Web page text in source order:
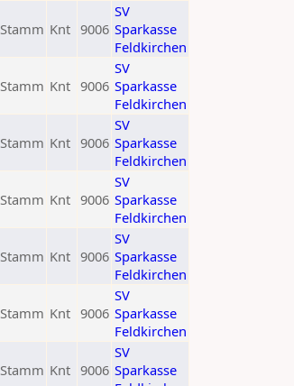
Stamm Knt 9006
SV
Sparkasse
Feldkirchen
Stamm Knt 9006
SV
Sparkasse
Feldkirchen
Stamm Knt 9006
SV
Sparkasse
Feldkirchen
Stamm Knt 9006
SV
Sparkasse
Feldkirchen
Stamm Knt 9006
SV
Sparkasse
Feldkirchen
Stamm Knt 9006
SV
Sparkasse
Feldkirchen
Stamm Knt 9006
SV
Sparkasse